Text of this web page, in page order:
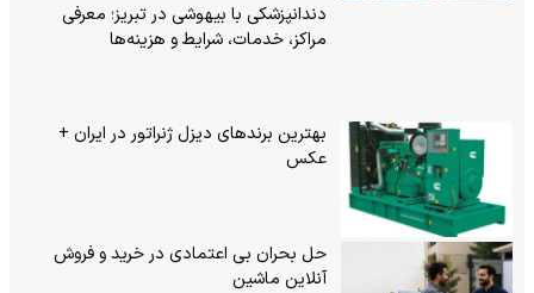
دندانپزشکی با بیهوشی در تبریز؛ معرفی
مراکز، خدمات، شرایط و هزینه‌ها
بهترین برندهای دیزل ژنراتور در ایران +
عکس
حل بحران بی‌ اعتمادی در خرید و فروش
آنلاین ماشین